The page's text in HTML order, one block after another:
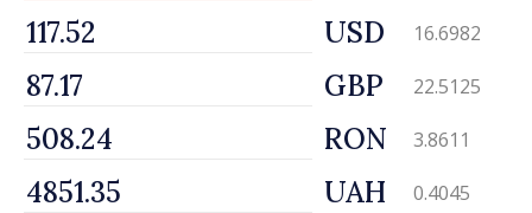
USD 16.6982
GBP 22.5125
RON 3.8611
UAH 0.4045